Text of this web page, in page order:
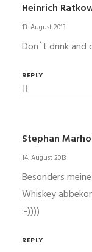
Heinrich
13. August 2013
Don´t drink and
REPLY
Stephan
14. August 2013
Besonders
Whiskey
:-))))
REPLY